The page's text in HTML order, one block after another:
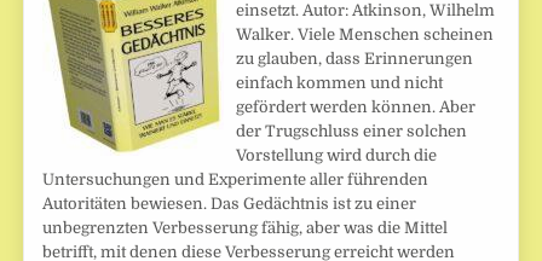
einsetzt. Autor: Atkinson, Wilhelm
Walker. Viele Menschen scheinen
zu glauben, dass Erinnerungen
einfach kommen und nicht
gefördert werden können. Aber
der Trugschluss einer solchen
Vorstellung wird durch die
Untersuchungen und Experimente aller führenden
Autoritäten bewiesen. Das Gedächtnis ist zu einer
unbegrenzten Verbesserung fähig, aber was die Mittel
betrifft, mit denen diese Verbesserung erreicht werden